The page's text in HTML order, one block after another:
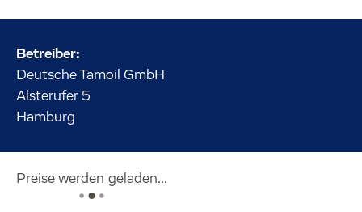
Betreiber:
Deutsche Tamoil GmbH
Alsterufer 5
Hamburg
Preise werden geladen...